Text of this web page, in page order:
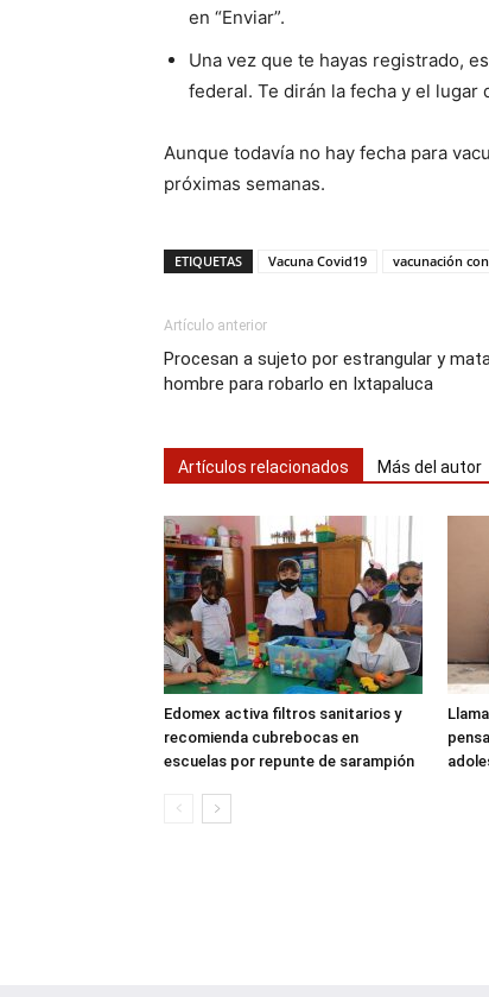
en “Enviar”.
Una vez que te hayas registrado,
federal. Te dirán la fecha y el lugar
Aunque todavía no hay fecha para
próximas semanas.
ETIQUETAS Vacuna Covid19 vacunación
Artículo anterior
Procesan a sujeto por estrangular y
hombre para robarlo en Ixtapaluca
Artículos relacionados Más del autor
Edomex activa filtros sanitarios y
recomienda cubrebocas en
escuelas por repunte de sarampión